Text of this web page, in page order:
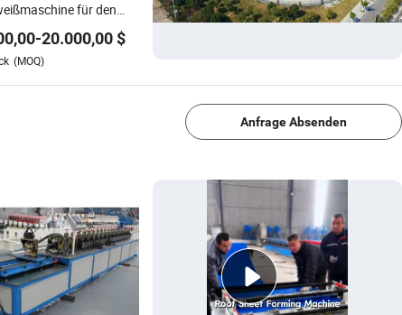
für den
-20.000,00$
(MOQ)
Anfrage Absenden